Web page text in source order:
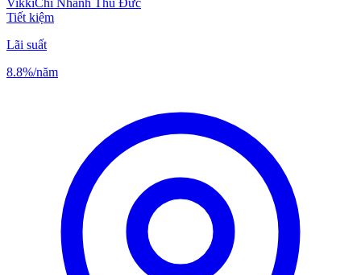
VikkiChi Nhánh Thủ Đức
Tiết kiệm
Lãi suất
8.8%/năm